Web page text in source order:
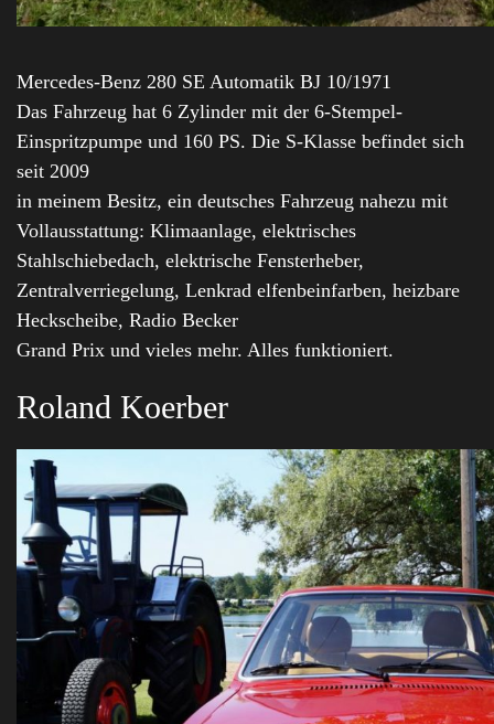
Mercedes-Benz 280 SE Automatik BJ 10/1971
Das Fahrzeug hat 6 Zylinder mit der 6-Stempel-
Einspritzpumpe und 160 PS. Die S-Klasse befindet sich
seit 2009
in meinem Besitz, ein deutsches Fahrzeug nahezu mit
Vollausstattung: Klimaanlage, elektrisches
Stahlschiebedach, elektrische Fensterheber,
Zentralverriegelung, Lenkrad elfenbeinfarben, heizbare
Heckscheibe, Radio Becker
Grand Prix und vieles mehr. Alles funktioniert.
Roland Koerber